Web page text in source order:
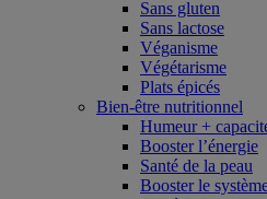
Sans gluten
Sans lactose
Véganisme
Végétarisme
Plats épicés
Bien-être nutritionnel
Humeur +
Booster l’énergie
Santé de la peau
Booster le